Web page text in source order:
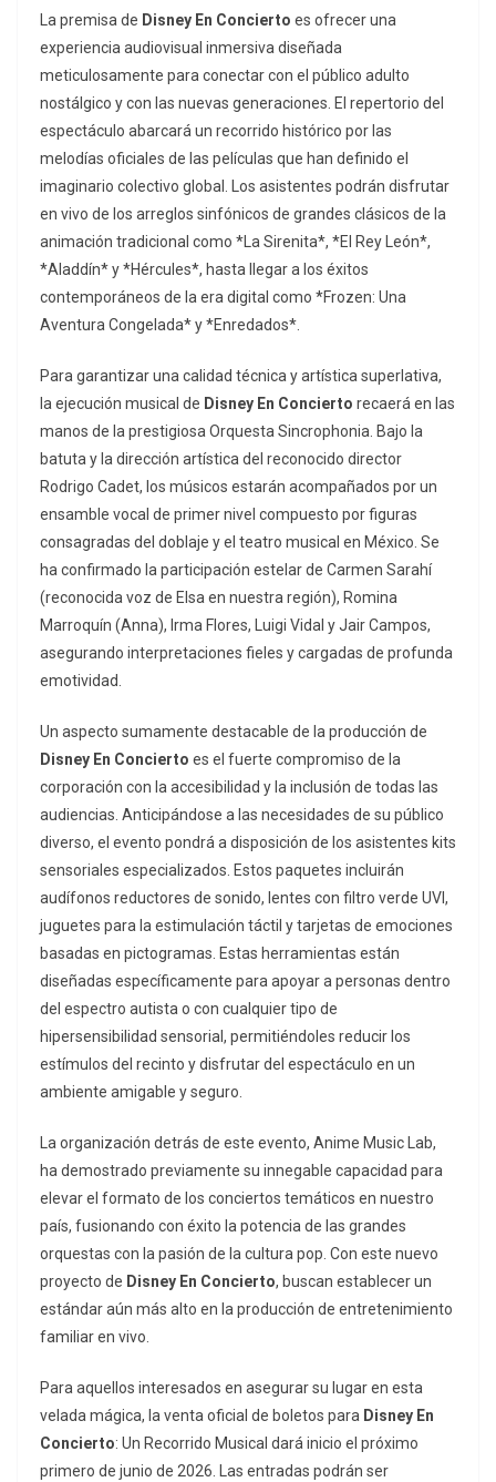
La premisa de Disney En Concierto es ofrecer una
experiencia audiovisual inmersiva diseñada
meticulosamente para conectar con el público adulto
nostálgico y con las nuevas generaciones. El repertorio del
espectáculo abarcará un recorrido histórico por las
melodías oficiales de las películas que han definido el
imaginario colectivo global. Los asistentes podrán disfrutar
en vivo de los arreglos sinfónicos de grandes clásicos de la
animación tradicional como *La Sirenita*, *El Rey León*,
*Aladdín* y *Hércules*, hasta llegar a los éxitos
contemporáneos de la era digital como *Frozen: Una
Aventura Congelada* y *Enredados*.
Para garantizar una calidad técnica y artística superlativa,
la ejecución musical de Disney En Concierto recaerá en las
manos de la prestigiosa Orquesta Sincrophonia. Bajo la
batuta y la dirección artística del reconocido director
Rodrigo Cadet, los músicos estarán acompañados por un
ensamble vocal de primer nivel compuesto por figuras
consagradas del doblaje y el teatro musical en México. Se
ha confirmado la participación estelar de Carmen Sarahí
(reconocida voz de Elsa en nuestra región), Romina
Marroquín (Anna), Irma Flores, Luigi Vidal y Jair Campos,
asegurando interpretaciones fieles y cargadas de profunda
emotividad.
Un aspecto sumamente destacable de la producción de
Disney En Concierto es el fuerte compromiso de la
corporación con la accesibilidad y la inclusión de todas las
audiencias. Anticipándose a las necesidades de su público
diverso, el evento pondrá a disposición de los asistentes kits
sensoriales especializados. Estos paquetes incluirán
audífonos reductores de sonido, lentes con filtro verde UVI,
juguetes para la estimulación táctil y tarjetas de emociones
basadas en pictogramas. Estas herramientas están
diseñadas específicamente para apoyar a personas dentro
del espectro autista o con cualquier tipo de
hipersensibilidad sensorial, permitiéndoles reducir los
estímulos del recinto y disfrutar del espectáculo en un
ambiente amigable y seguro.
La organización detrás de este evento, Anime Music Lab,
ha demostrado previamente su innegable capacidad para
elevar el formato de los conciertos temáticos en nuestro
país, fusionando con éxito la potencia de las grandes
orquestas con la pasión de la cultura pop. Con este nuevo
proyecto de Disney En Concierto, buscan establecer un
estándar aún más alto en la producción de entretenimiento
familiar en vivo.
Para aquellos interesados en asegurar su lugar en esta
velada mágica, la venta oficial de boletos para Disney En
Concierto: Un Recorrido Musical dará inicio el próximo
primero de junio de 2026. Las entradas podrán ser